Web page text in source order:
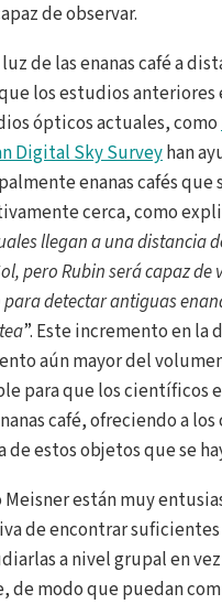
de observar.
de las enanas café a
los estudios anteriores
ópticos actuales, como
Digital Sky Surveyhan
enanas cafés que
cerca, como
llegan a una distancia
pero Rubin será capaz de
para detectar antiguas
”. Este incremento en la
aún mayor del
para que los científicos
café, ofreciendo a
de estos objetos que se
están muy
de encontrar suficientes
a nivel grupal en
modo que puedan